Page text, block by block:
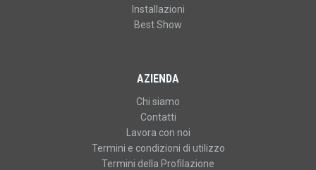
Installazioni
Best Show
AZIENDA
Chi siamo
Contatti
Lavora con noi
Termini e condizioni di utilizzo
Termini della Profilazione